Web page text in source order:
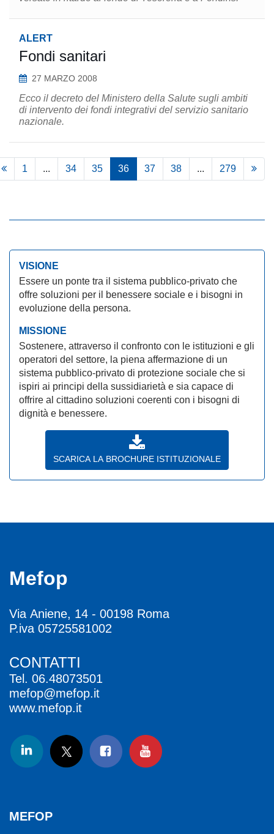
ALERT
Fondi sanitari
27 MARZO 2008
Ecco il decreto del Ministero della Salute sugli ambiti
di intervento dei fondi integrativi del servizio sanitario
nazionale.
1 ... 34 35 36 37 38 ... 279
VISIONE
Essere un ponte tra il sistema pubblico-privato che
offre soluzioni per il benessere sociale e i bisogni in
evoluzione della persona.
MISSIONE
Sostenere, attraverso il confronto con le istituzioni e gli
operatori del settore, la piena affermazione di un
sistema pubblico-privato di protezione sociale che si
ispiri ai principi della sussidiarietà e sia capace di
offrire al cittadino soluzioni coerenti con i bisogni di
dignità e benessere.
SCARICA LA BROCHURE ISTITUZIONALE
Mefop
Via Aniene, 14 - 00198 Roma
P.iva 05725581002
CONTATTI
Tel. 06.48073501
mefop@mefop.it
www.mefop.it
MEFOP